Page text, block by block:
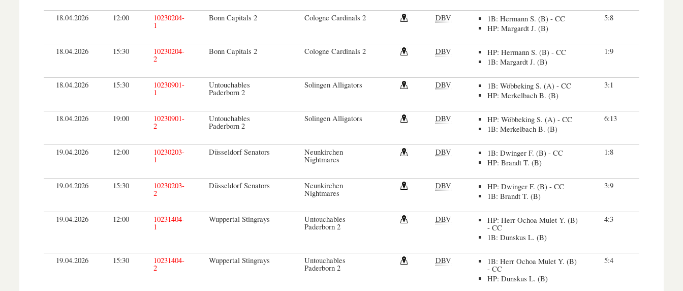
18.04.2026 12:00 10230204-
1
Bonn Capitals 2 Cologne Cardinals 2 DBV
1B: Hermann S. (B) - CC
HP: Margardt J. (B)
5:8
18.04.2026 15:30 10230204-
2
Bonn Capitals 2 Cologne Cardinals 2 DBV
HP: Hermann S. (B) - CC
1B: Margardt J. (B)
1:9
18.04.2026 15:30 10230901-
1
Untouchables
Paderborn 2
Solingen Alligators DBV
1B: Wöbbeking S. (A) - CC
HP: Merkelbach B. (B)
3:1
18.04.2026 19:00 10230901-
2
Untouchables
Paderborn 2
Solingen Alligators DBV
HP: Wöbbeking S. (A) - CC
1B: Merkelbach B. (B)
6:13
19.04.2026 12:00 10230203-
1
Düsseldorf Senators Neunkirchen
Nightmares
DBV
1B: Dwinger F. (B) - CC
HP: Brandt T. (B)
1:8
19.04.2026 15:30 10230203-
2
Düsseldorf Senators Neunkirchen
Nightmares
DBV
HP: Dwinger F. (B) - CC
1B: Brandt T. (B)
3:9
19.04.2026 12:00 10231404-
1
Wuppertal Stingrays Untouchables
Paderborn 2
DBV HP: Herr Ochoa Mulet Y. (B)
- CC
1B: Dunskus L. (B)
4:3
19.04.2026 15:30 10231404-
2
Wuppertal Stingrays Untouchables
Paderborn 2
DBV 1B: Herr Ochoa Mulet Y. (B)
- CC
HP: Dunskus L. (B)
5:4